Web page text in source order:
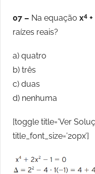
07 – Na equação x4
raízes reais?
a) quatro
b) três
c) duas
d) nenhuma
[toggle title=’Ver
title_font_size=’20px’]